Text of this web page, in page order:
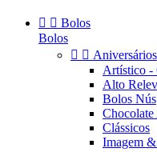
  Bolos
Bolos
  Aniversários
Artístico -
Alto
Bolos Nús
Clássicos
Imagem